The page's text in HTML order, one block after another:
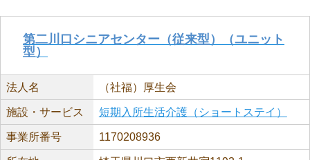
第二川口シニアセンター（従来型）（ユニット
型）
法人名 （社福）厚生会
施設・サービス 短期入所生活介護（ショートステイ）
事業所番号 1170208936